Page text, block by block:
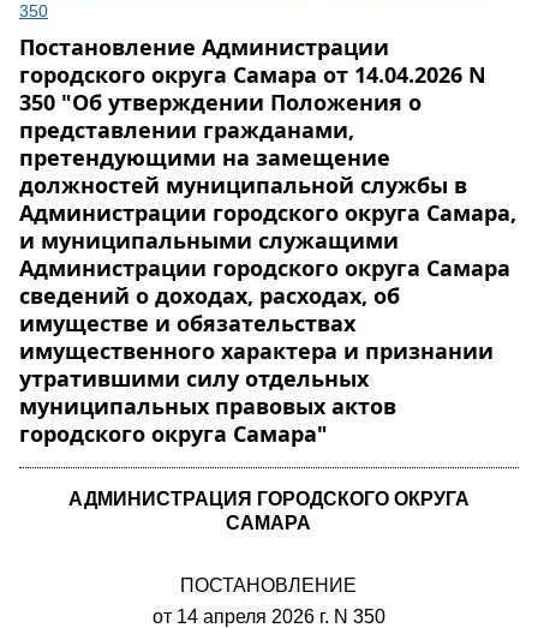
350
Постановление Администрации
городского округа Самара от 14.04.2026 N
350 "Об утверждении Положения о
представлении гражданами,
претендующими на замещение
должностей муниципальной службы в
Администрации городского округа Самара,
и муниципальными служащими
Администрации городского округа Самара
сведений о доходах, расходах, об
имуществе и обязательствах
имущественного характера и признании
утратившими силу отдельных
муниципальных правовых актов
городского округа Самара"
АДМИНИСТРАЦИЯ ГОРОДСКОГО ОКРУГА
САМАРА
ПОСТАНОВЛЕНИЕ
от 14 апреля 2026 г. N 350